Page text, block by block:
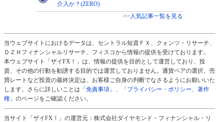
介入か？(ZERO)
>>人気記事一覧を見る
当ウェブサイトにおけるデータは、セントラル短資ＦＸ、クォンツ・リサーチ、
ＤＺＨフィナンシャルリサーチ、フィスコから情報の提供を受けております。
本ウェブサイト「ザイFX！」は、情報の提供を目的として運営しており、投
資、その他の行動を勧誘する目的では運営しておりません。通貨ペアの選択、売
買レートなど投資の最終決定は、お客様ご自身の判断でなさるようにお願いいた
します。さらに詳しいことは 「免責事項」
「プライバシー・ポリシー、著作
権」 のページをご確認ください。
当サイト「ザイFX！」の運営元：株式会社ダイヤモンド・フィナンシャル・リ